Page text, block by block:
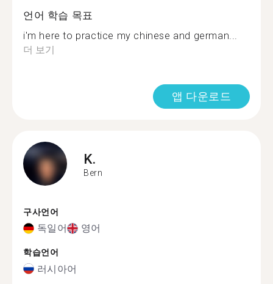
언어 학습 목표
i'm here to practice my chinese and german...
더 보기
앱 다운로드
K.
Bern
구사언어
독일어 영어
학습언어
러시아어